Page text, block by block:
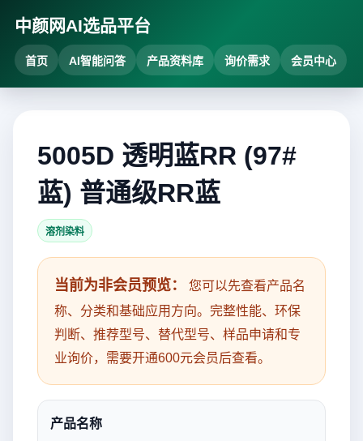
中颜网AI选品平台
首页 AI智能问答 产品资料库 询价需求 会员中心
5005D 透明蓝RR (97#
蓝) 普通级RR蓝
溶剂染料
当前为非会员预览：
您可以先查看产品名
称、分类和基础应用方向。完整性能、环保
判断、推荐型号、替代型号、样品申请和专
业询价，需要开通600元会员后查看。
产品名称